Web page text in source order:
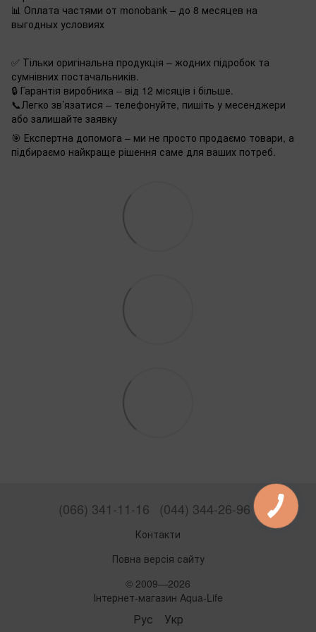
📊 Оплата частями от monobank – до 8 месяцев на
выгодных условиях
✅ Тільки оригінальна продукція – жодних підробок та
сумнівних постачальників.
🔒 Гарантія виробника – від 12 місяців і більше.
📞Легко зв’язатися – телефонуйте, пишіть у месенджери
або залишайте заявку
🎯 Експертна допомога – ми не просто продаємо товари, а
підбираємо найкраще рішення саме для ваших потреб.
(066) 341-11-16 (044) 344-26-96
Контакти
Повна версія сайту
© 2009—2026
Інтернет-магазин Aqua-Life
Рус Укр